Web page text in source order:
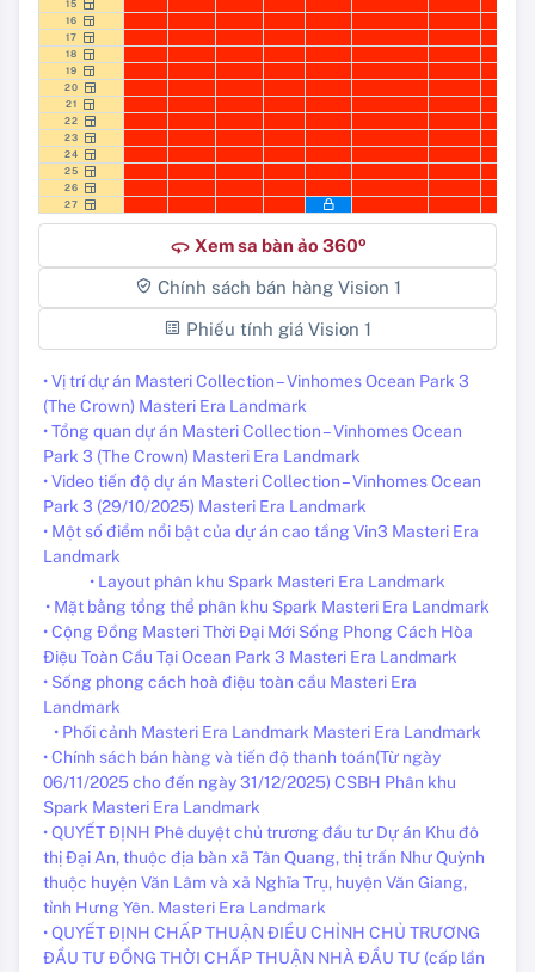
15
16
17
18
19
20
21
22
23
24
25
26
27
360 Xem sa bàn ảo 360o
Chính sách bán hàng Vision 1
Phiếu tính giá Vision 1
• Vị trí dự án Masteri Collection – Vinhomes Ocean Park 3
(The Crown) Masteri Era Landmark
• Tổng quan dự án Masteri Collection – Vinhomes Ocean
Park 3 (The Crown) Masteri Era Landmark
• Video tiến độ dự án Masteri Collection – Vinhomes Ocean
Park 3 (29/10/2025) Masteri Era Landmark
• Một số điểm nổi bật của dự án cao tầng Vin3 Masteri Era
Landmark
• Layout phân khu Spark Masteri Era Landmark
• Mặt bằng tổng thể phân khu Spark Masteri Era Landmark
• Cộng Đồng Masteri Thời Đại Mới Sống Phong Cách Hòa
Điệu Toàn Cầu Tại Ocean Park 3 Masteri Era Landmark
• Sống phong cách hoà điệu toàn cầu Masteri Era
Landmark
• Phối cảnh Masteri Era Landmark Masteri Era Landmark
• Chính sách bán hàng và tiến độ thanh toán(Từ ngày
06/11/2025 cho đến ngày 31/12/2025) CSBH Phân khu
Spark Masteri Era Landmark
• QUYẾT ĐỊNH Phê duyệt chủ trương đầu tư Dự án Khu đô
thị Đại An, thuộc địa bàn xã Tân Quang, thị trấn Như Quỳnh
thuộc huyện Văn Lâm và xã Nghĩa Trụ, huyện Văn Giang,
tỉnh Hưng Yên. Masteri Era Landmark
• QUYẾT ĐỊNH CHẤP THUẬN ĐIỀU CHỈNH CHỦ TRƯƠNG
ĐẦU TƯ ĐỒNG THỜI CHẤP THUẬN NHÀ ĐẦU TƯ (cấp lần